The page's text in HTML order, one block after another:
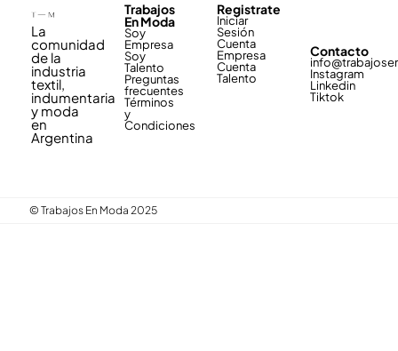
La
comunidad
de la
industria
textil,
indumentaria
y moda
en
Argentina
Trabajos
En Moda
Soy
Empresa
Soy
Talento
Preguntas
frecuentes
Términos
y
Condiciones
Registrate
Iniciar
Sesión
Cuenta
Empresa
Cuenta
Talento
Contacto
Instagram
Linkedin
Tiktok
© Trabajos En Moda 2025